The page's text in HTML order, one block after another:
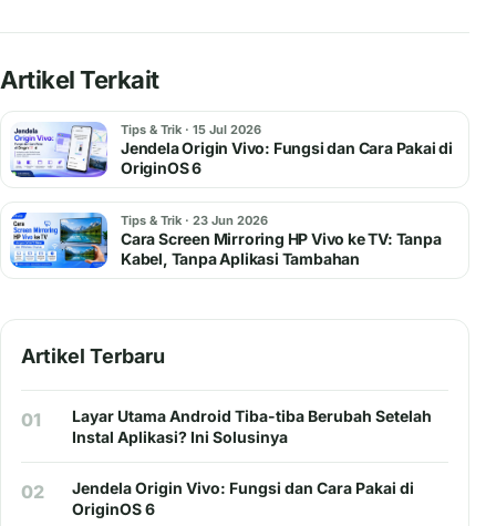
Artikel Terkait
Tips & Trik · 15 Jul 2026
Jendela Origin Vivo: Fungsi dan Cara Pakai di
OriginOS 6
Tips & Trik · 23 Jun 2026
Cara Screen Mirroring HP Vivo ke TV: Tanpa
Kabel, Tanpa Aplikasi Tambahan
Artikel Terbaru
01
Layar Utama Android Tiba-tiba Berubah Setelah
Instal Aplikasi? Ini Solusinya
02
Jendela Origin Vivo: Fungsi dan Cara Pakai di
OriginOS 6